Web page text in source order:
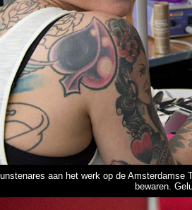
aan het werk op de
bewaren.